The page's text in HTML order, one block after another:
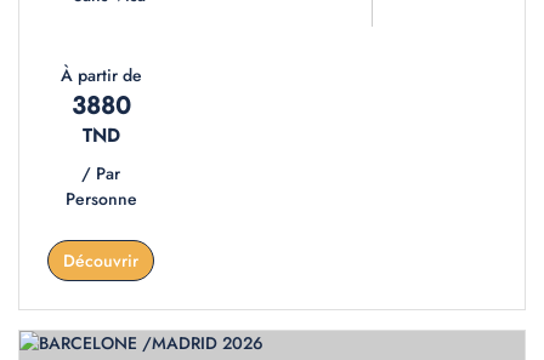
À partir de
3880
TND
/ Par
Personne
Découvrir